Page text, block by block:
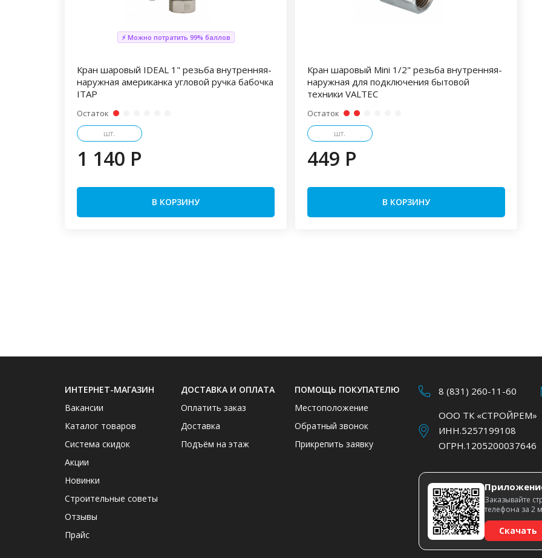
⚡ Можно потратить 99% баллов
Кран шаровый IDEAL 1" резьба внутренняя-
наружная американка угловой ручка бабочка
ITAP
Остаток
шт.
1 140 P
В КОРЗИНУ
Кран шаровый Mini 1/2" резьба внутренняя-
наружная для подключения бытовой
техники VALTEC
Остаток
шт.
449 P
В КОРЗИНУ
ИНТЕРНЕТ-МАГАЗИН
Вакансии
Каталог товаров
Система скидок
Акции
Новинки
Строительные советы
Отзывы
Прайс
ДОСТАВКА И ОПЛАТА
Оплатить заказ
Доставка
Подъём на этаж
ПОМОЩЬ ПОКУПАТЕЛЮ
Местоположение
Обратный звонок
Прикрепить заявку
8 (831) 260-11-60
ООО ТК «СТРОЙРЕМ»
ИНН.5257199108
ОГРН.1205200037646
Заказывайте
телефона за 2
Скачать